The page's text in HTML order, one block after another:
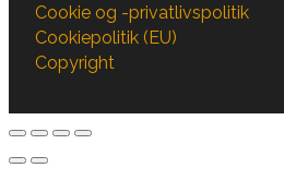
Cookie og -privatlivspolitik
Cookiepolitik (EU)
Copyright